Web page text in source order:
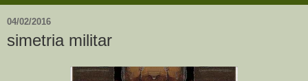
04/02/2016
simetria militar